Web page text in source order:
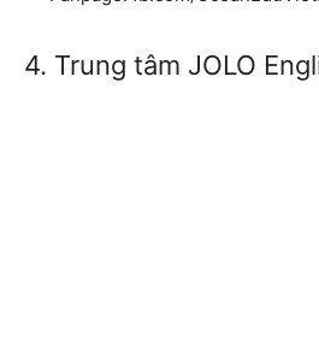
4. Trung tâm JOLO